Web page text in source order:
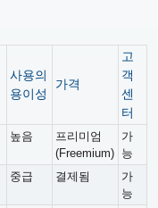
사용의
용이성
가격
고
객
센
터
높음
프리미엄
(Freemium)
가
능
중급 결제됨
가
능